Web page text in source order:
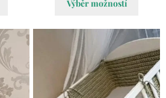
Výběr možností